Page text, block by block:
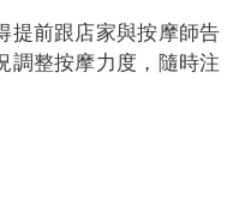
提前跟店家與按摩師告
調整按摩力度，隨時注